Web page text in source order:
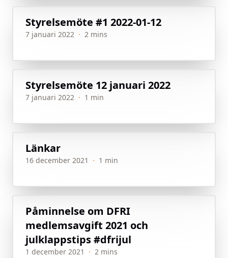
Styrelsemöte #1 2022-01-12
7 januari 2022 · 2 mins
Styrelsemöte 12 januari 2022
7 januari 2022 · 1 min
Länkar
16 december 2021 · 1 min
Påminnelse om DFRI
medlemsavgift 2021 och
julklappstips #dfrijul
1 december 2021 · 2 mins